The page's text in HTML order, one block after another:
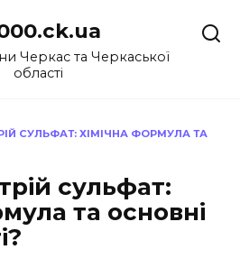
Черкас та Черкаської
області
СУЛЬФАТ: ХІМІЧНА ФОРМУЛА ТА
сульфат:
та основні